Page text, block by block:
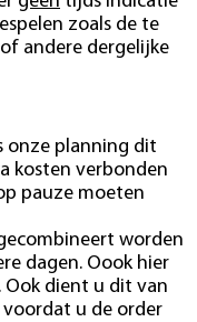
zoals de te
andere dergelijke
onze planning dit
kosten verbonden
pauze moeten
worden
dagen. Oook hier
dient u dit van
u de order